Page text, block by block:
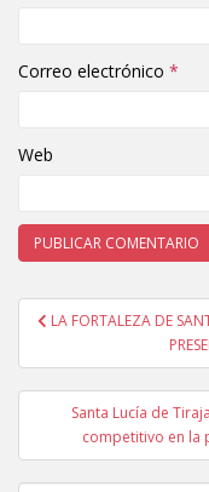
Correo electrónico *
Web
Navegación
LA FORTALEZA DE
Santa Lucía de
competitivo en la